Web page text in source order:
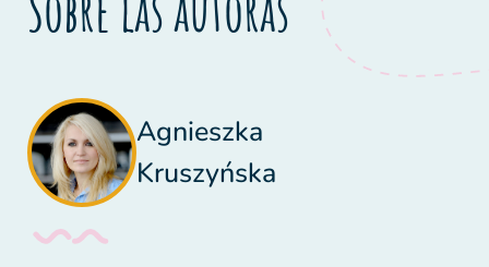
Agnieszka
Kruszyńska